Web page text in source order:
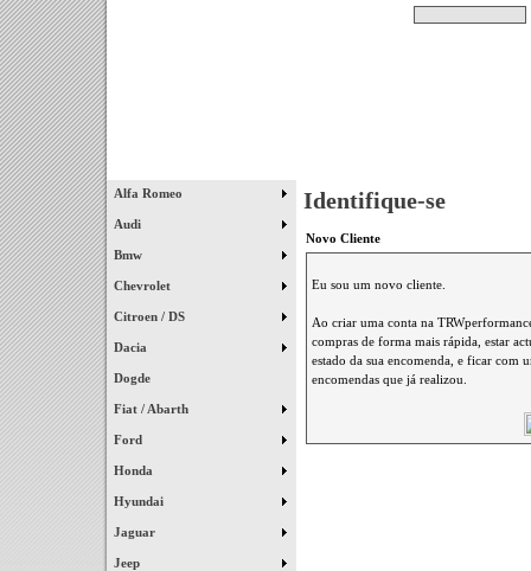
Alfa Romeo
Audi
Bmw
Chevrolet
Citroen / DS
Dacia
Dogde
Fiat / Abarth
Ford
Honda
Hyundai
Jaguar
Jeep
Identifique-se
Novo Cliente
Eu sou um novo cliente.
Ao criar uma conta na
compras de forma mais rápida, estar
estado da sua encomenda, e ficar com
encomendas que já realizou.